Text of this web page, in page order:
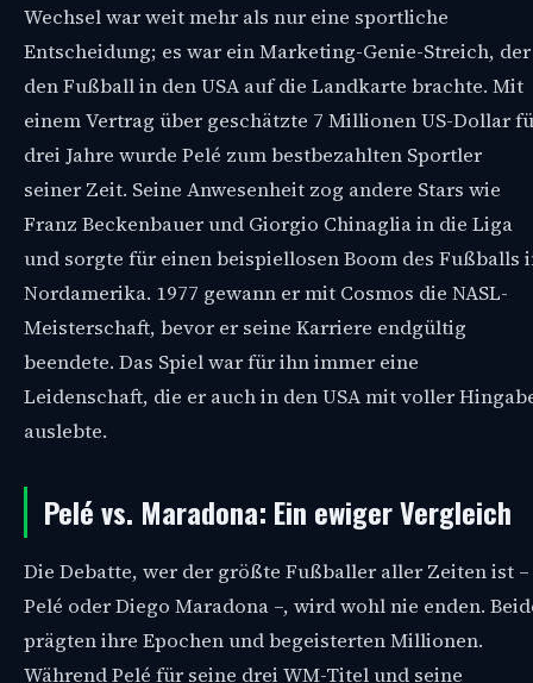
Wechsel war weit mehr als nur eine sportliche
Entscheidung; es war ein Marketing-Genie-Streich, der
den Fußball in den USA auf die Landkarte brachte. Mit
einem Vertrag über geschätzte 7 Millionen US-Dollar
drei Jahre wurde Pelé zum bestbezahlten Sportler
seiner Zeit. Seine Anwesenheit zog andere Stars wie
Franz Beckenbauer und Giorgio Chinaglia in die Liga
und sorgte für einen beispiellosen Boom des Fußballs
Nordamerika. 1977 gewann er mit Cosmos die NASL-
Meisterschaft, bevor er seine Karriere endgültig
beendete. Das Spiel war für ihn immer eine
Leidenschaft, die er auch in den USA mit voller
auslebte.
Pelé vs. Maradona: Ein ewiger Vergleich
Die Debatte, wer der größte Fußballer aller Zeiten ist –
Pelé oder Diego Maradona –, wird wohl nie enden.
prägten ihre Epochen und begeisterten Millionen.
Während Pelé für seine drei WM-Titel und seine